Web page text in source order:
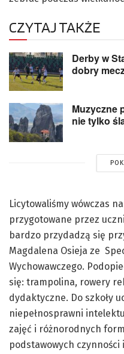
CZYTAJ TAKŻE
Derby w
dobry
Muzyczne
nie tylko
Licytowaliśmy wówczas
przygotowane przez
bardzo przydadzą się
Magdalena Osieja ze
Wychowawczego.
się: trampolina, rowery
dydaktyczne. Do szkoły
niepełnosprawni
zajęć i różnorodnych
podstawowych